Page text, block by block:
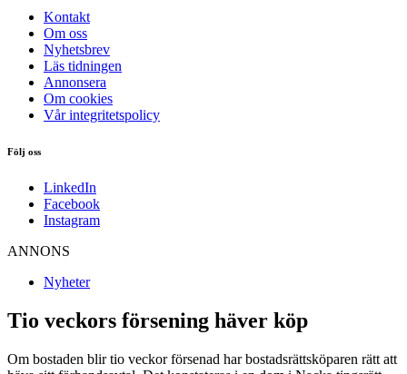
Kontakt
Om oss
Nyhetsbrev
Läs tidningen
Annonsera
Om cookies
Vår integritetspolicy
Följ oss
LinkedIn
Facebook
Instagram
ANNONS
Nyheter
Tio veckors försening häver köp
Om bostaden blir tio veckor försenad har bostadsrättsköparen rätt att